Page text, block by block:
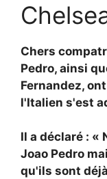
Chers
Pedro, ainsi
Fernandez,
l'Italien s'est
Il a déclaré : «
Joao Pedro
qu'ils sont